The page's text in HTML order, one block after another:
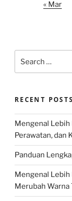
« Mar
for:
RECENT POSTS
Mengenal Lebih
Perawatan, dan
Panduan
Mengenal Lebih
Merubah Warna